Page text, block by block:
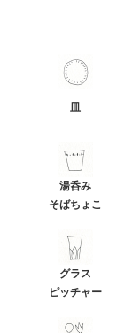
皿
湯呑み
そばちょこ
グラス
ピッチャー